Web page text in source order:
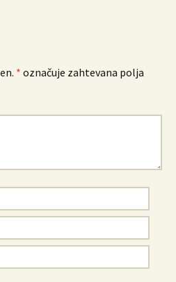
* označuje zahtevana polja